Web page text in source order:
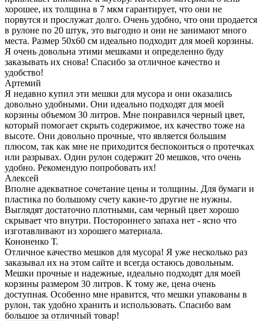
хорошее, их толщина в 7 мкм гарантирует, что они не
порвутся и прослужат долго. Очень удобно, что они продается
в рулоне по 20 штук, это выгодно и они не занимают много
места. Размер 50х60 см идеально подходит для моей корзины.
Я очень довольна этими мешками и определенно буду
заказывать их снова! Спасибо за отличное качество и
удобство!
Артемий
Я недавно купил эти мешки для мусора и они оказались
довольно удобными. Они идеально подходят для моей
корзины объемом 30 литров. Мне понравился черный цвет,
который помогает скрыть содержимое, их качество тоже на
высоте. Они довольно прочные, что является большим
плюсом, так как мне не приходится беспокоиться о протечках
или разрывах. Один рулон содержит 20 мешков, что очень
удобно. Рекомендую попробовать их!
Алексей
Вполне адекватное сочетание цены и толщины. Для бумаги и
пластика по большому счету какие-то другие не нужны.
Выглядят достаточно плотными, сам черный цвет хорошо
скрывает что внутри. Постороннего запаха нет - ясно что
изготавливают из хорошего материала.
Кононенко Т.
Отличное качество мешков для мусора! Я уже несколько раз
заказывал их на этом сайте и всегда остаюсь довольным.
Мешки прочные и надежные, идеально подходят для моей
корзины размером 30 литров. К тому же, цена очень
доступная. Особенно мне нравится, что мешки упакованы в
рулон, так удобно хранить и использовать. Спасибо вам
большое за отличный товар!